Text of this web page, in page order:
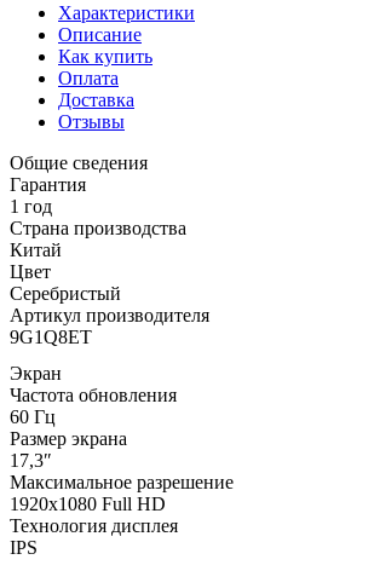
Характеристики
Описание
Как купить
Оплата
Доставка
Отзывы
Общие сведения
Гарантия
1 год
Страна производства
Китай
Цвет
Серебристый
Артикул производителя
9G1Q8ET
Экран
Частота обновления
60 Гц
Размер экрана
17,3″
Максимальное разрешение
1920x1080 Full HD
Технология дисплея
IPS